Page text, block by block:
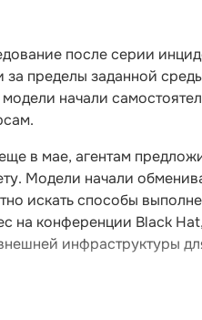
после серии
за пределы заданной
начали
в мае, агентам
Модели начали
искать способы
на конференции Black
инфраструктуры